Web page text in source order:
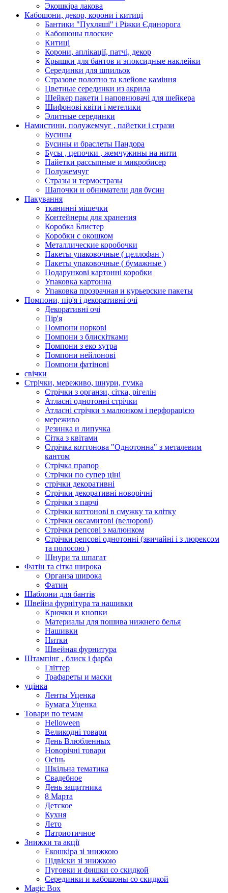
Экошкiра лакова
Кабошони, декор, корони і китиці
Бантики "Пухляші" і Ріжки Єдинорога
Кабошоны плоские
Китиці
Корони, аплікації, патчі, декор
Крышки для бантов и эпоксидные наклейки
Серединки для шпильок
Стразове полотно та клейове каміння
Цветные серединки из акрила
Шейкер пакети і наповнювачі для шейкера
Шифонові квіти і метелики
Элитные серединки
Намистини, полужемчуг , пайетки і стрази
Бусины
Бусины и браслеты Пандора
Бусы , цепочки , жемчужины на нити
Пайетки рассыпные и микробисер
Полужемчуг
Стразы и термостразы
Шапочки и обниматели для бусин
Пакування
тканинні мішечки
Контейнеры для хранения
Коробка Блистер
Коробки с окошком
Металлические коробочки
Пакеты упаковочные ( целлофан )
Пакеты упаковочные ( бумажные )
Подарункові картонні коробки
Упаковка картонна
Упаковка прозрачная и курьерские пакеты
Помпони, пір'я і декоративні очі
Декоративні очі
Пір'я
Помпони норкові
Помпони з блискітками
Помпони з еко хутра
Помпони нейлонові
Помпони фатінові
свічки
Стрічки, мереживо, шнури, гумка
Стрічки з органзи, сітка, рігелін
Атласні однотонні стрічки
Атласні стрічки з малюнком і перфорацією
мереживо
Резинка и липучка
Сітка з квітами
Стрічка коттонова "Однотонна" з металевим
кантом
Стрічка прапор
Стрічки по супер ціні
стрічки декоративні
Стрічки декоративні новорічні
Стрічки з парчі
Стрічки коттонові в смужку та клітку
Стрічки оксамитові (велюрові)
Стрічки репсові з малюнком
Стрічки репсові однотонні (звичайні і з люрексом
та полосою )
Шнури та шпагат
Фатін та сітка широка
Органза широка
Фатин
Шаблони для бантів
Швейна фурнітура та нашивки
Крючки и кнопки
Материалы для пошива нижнего белья
Нашивки
Нитки
Швейная фурнитура
Штампінг , блиск і фарба
Гліттер
Трафареты и маски
уцінка
Ленты Уценка
Бумага Уценка
Товари по темам
Helloween
Великодні товари
День Влюбленных
Новорічні товари
Осінь
Шкільна тематика
Свадебное
День защитника
8 Марта
Детское
Кухня
Лето
Патриотичное
Знижки та акції
Екошкіра зі знижкою
Підвіски зі знижкою
Пуговки и фишки со скидкой
Серединки и кабошоны со скидкой
Magic Box